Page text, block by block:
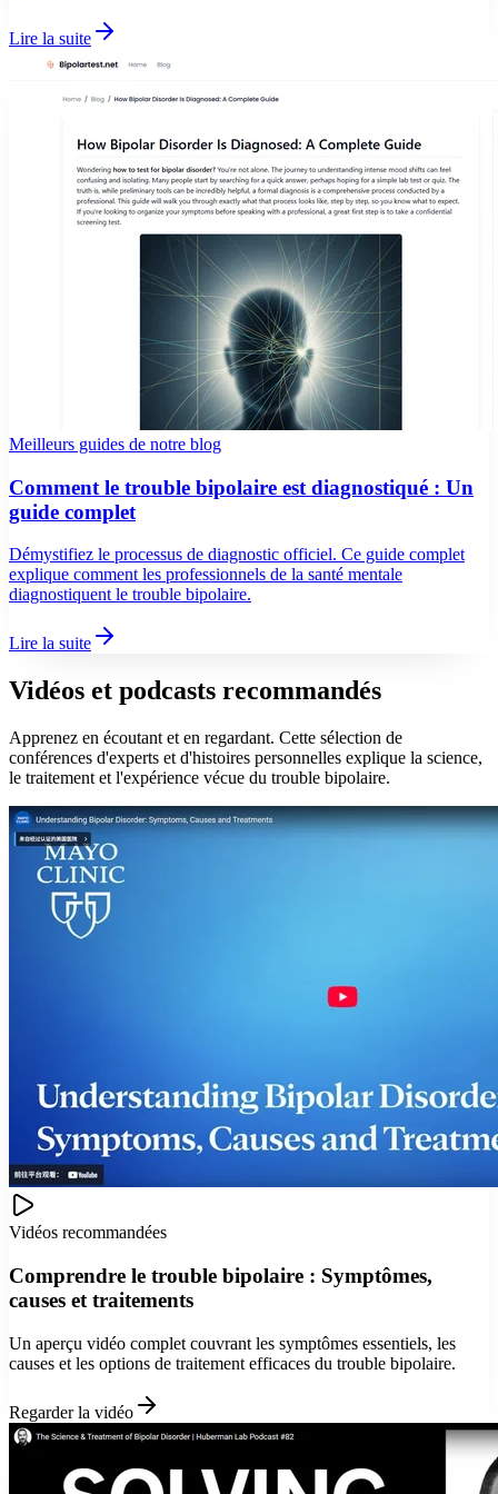
Lire la suite
Meilleurs guides de notre blog
Comment le trouble bipolaire est diagnostiqué : Un
guide complet
Démystifiez le processus de diagnostic officiel. Ce guide complet
explique comment les professionnels de la santé mentale
diagnostiquent le trouble bipolaire.
Lire la suite
Vidéos et podcasts recommandés
Apprenez en écoutant et en regardant. Cette sélection de
conférences d'experts et d'histoires personnelles explique la science,
le traitement et l'expérience vécue du trouble bipolaire.
Vidéos recommandées
Comprendre le trouble bipolaire : Symptômes,
causes et traitements
Un aperçu vidéo complet couvrant les symptômes essentiels, les
causes et les options de traitement efficaces du trouble bipolaire.
Regarder la vidéo